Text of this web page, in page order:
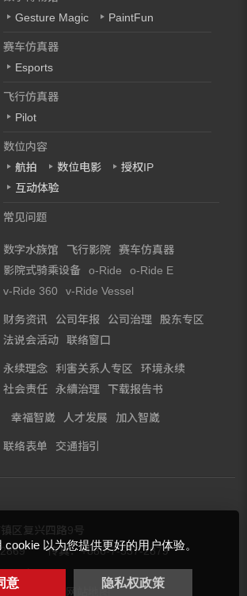
cookie 以为您提供更好的用户体验。
隐私权政策
意
Gesture Magic
PaintFun
赛车仿真器
Esports
飞行仿真器
Pilot
数位内容
航拍
数位电影
授权IP
互动体验
常见问题
数字水族馆 飞行影院
赛车仿真器
影院式骑乘设备
o-Ride
o-Ride E
v-Ride 360
v-Ride Vessel
财务资讯 公司年报 公司治理
股东专区
法说会活动
联络窗口
永续理念 利害关系人专区
环境永续
社会责任
永續治理 下载报告书
幸福智崴 人才发展 加入智崴
联络表单 交通指引
区复兴四路9号
传真：+886-7-537-2879
保护政策 网站地图